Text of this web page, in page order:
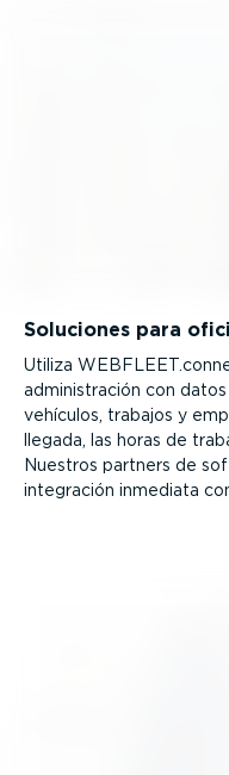
Soluciones para
Utiliza
adminis­tración con
vehículos, trabajos y
llegada, las horas de
Nuestros partners de
integración inmediata